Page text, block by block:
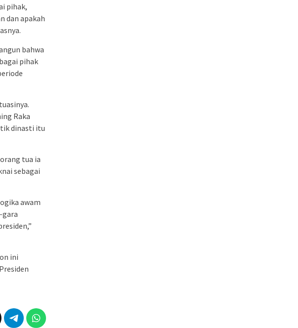
pihak,
dan apakah
bahwa
pihak
Raka
dinasti itu
tua ia
sebagai
awam
gara
ini